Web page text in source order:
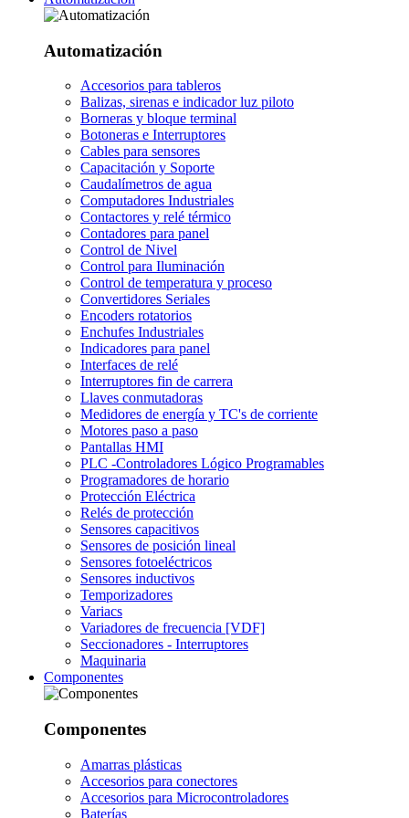
Automatización
Accesorios para tableros
Balizas, sirenas e indicador luz piloto
Borneras y bloque terminal
Botoneras e Interruptores
Cables para sensores
Capacitación y Soporte
Caudalímetros de agua
Computadores Industriales
Contactores y relé térmico
Contadores para panel
Control de Nivel
Control para Iluminación
Control de temperatura y proceso
Convertidores Seriales
Encoders rotatorios
Enchufes Industriales
Indicadores para panel
Interfaces de relé
Interruptores fin de carrera
Llaves conmutadoras
Medidores de energía y TC's de corriente
Motores paso a paso
Pantallas HMI
PLC -Controladores Lógico Programables
Programadores de horario
Protección Eléctrica
Relés de protección
Sensores capacitivos
Sensores de posición lineal
Sensores fotoeléctricos
Sensores inductivos
Temporizadores
Variacs
Variadores de frecuencia [VDF]
Seccionadores - Interruptores
Maquinaria
Componentes
Componentes
Amarras plásticas
Accesorios para conectores
Accesorios para Microcontroladores
Baterías